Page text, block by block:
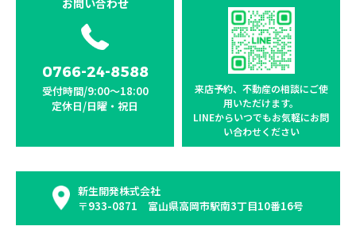
お問い合わせ
0766-24-8588
受付時間/9:00〜18:00
定休日/日曜・祝日
来店予約、不動産の相談にご使
用いただけます。
LINEからいつでもお気軽にお問
い合わせください
新生開発株式会社
〒933-0871 富山県高岡市駅南3丁目10番16号